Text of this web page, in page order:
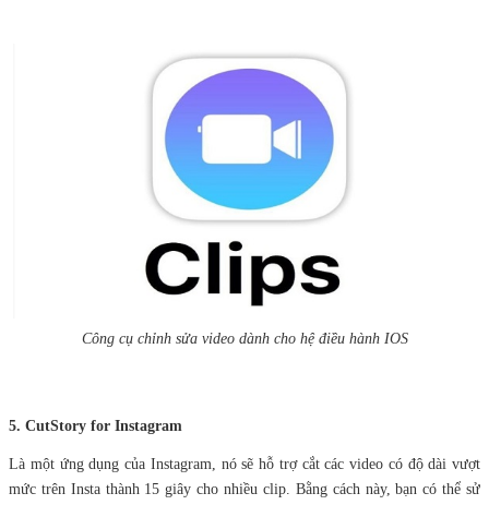
Công cụ chỉnh sửa video dành cho hệ điều hành IOS
5. CutStory for Instagram
Là một ứng dụng của Instagram, nó sẽ hỗ trợ cắt các video có độ dài vượt
mức trên Insta thành 15 giây cho nhiều clip. Bằng cách này, bạn có thể sử